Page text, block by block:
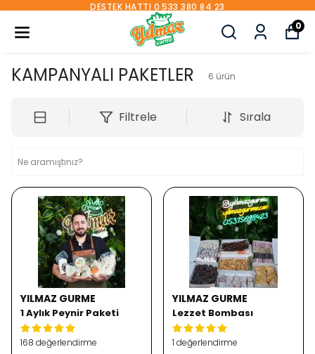
DESTEK HATTI 0 533 380 84 23
0
KAMPANYALI PAKETLER 6 ürün
Filtrele Sırala
YILMAZ GURME
1 Aylık Peynir Paketi
168 değerlendirme
YILMAZ GURME
Lezzet Bombası
1 değerlendirme